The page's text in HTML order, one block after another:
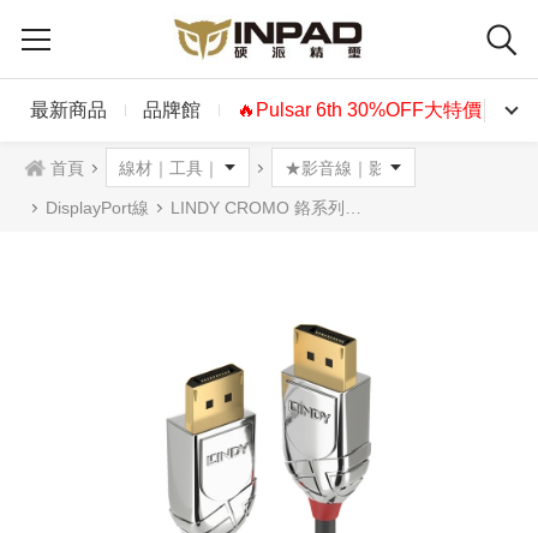
最新商品 品牌館 🔥Pulsar 6th 30%OFF大特價🔥
首頁
DisplayPort線 LINDY CROMO 鉻系列 DISPLAYPORT 1.3/1.4 公to公傳輸線(多種長度可選)